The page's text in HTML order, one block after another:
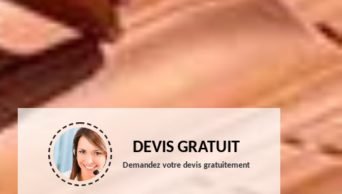
DEVIS GRATUIT
Demandez votre devis gratuitement